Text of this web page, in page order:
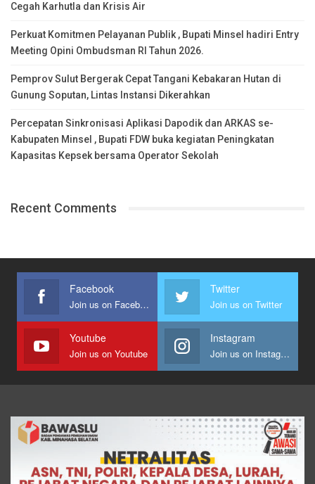
Cegah Karhutla dan Krisis Air
Perkuat Komitmen Pelayanan Publik , Bupati Minsel hadiri Entry
Meeting Opini Ombudsman RI Tahun 2026.
Pemprov Sulut Bergerak Cepat Tangani Kebakaran Hutan di
Gunung Soputan, Lintas Instansi Dikerahkan
Percepatan Sinkronisasi Aplikasi Dapodik dan ARKAS se-
Kabupaten Minsel , Bupati FDW buka kegiatan Peningkatan
Kapasitas Kepsek bersama Operator Sekolah
Recent Comments
Facebook
Join us on Facebook
Twitter
Join us on Twitter
Youtube
Join us on Youtube
Instagram
Join us on Instagram